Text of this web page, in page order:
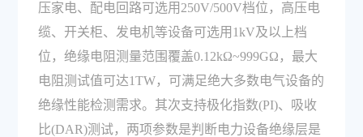
压家电、配电回路可选用250V/500V档位，高压电
缆、开关柜、发电机等设备可选用1kV及以上档
位，绝缘电阻测量范围覆盖0.12kΩ~999GΩ，最大
电阻测试值可达1TW，可满足绝大多数电气设备的
绝缘性能检测需求。其次支持极化指数(PI)、吸收
比(DAR)测试，两项参数是判断电力设备绝缘层是